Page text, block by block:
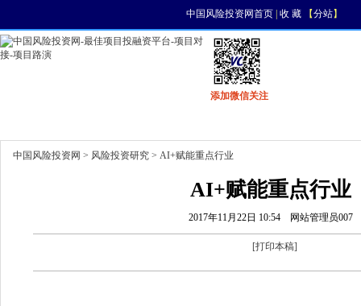
中国风险投资网首页| 收 藏【分站】
添加微信关注
中国风险投资网 > 风险投资研究 > AI+赋能重点行业
AI+赋能重点行业
2017年11月22日 10:54 网站管理员007
[打印本稿]